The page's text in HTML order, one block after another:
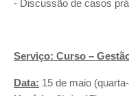
- Discussão de casos
Serviço: Curso –
Data: 15 de maio